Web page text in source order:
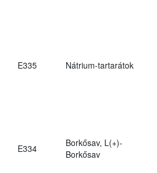
E335 Nátrium-tartarátok
E334
Borkősav, L(+)-
Borkősav